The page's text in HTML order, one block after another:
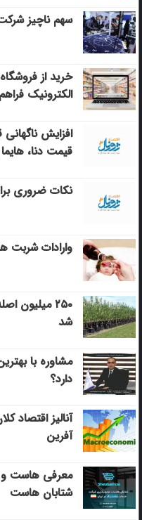
سهم ناچیز
خرید از
الکترونیک
افزایش
قیمت دنا، هایما
نکات ضروری
وارادات شربت
۲۵۰ میلیون
شد
مشاوره با
دارد؟
آنالیز اقتصاد
آفرین
معرفی هاست و
شتابان هاست